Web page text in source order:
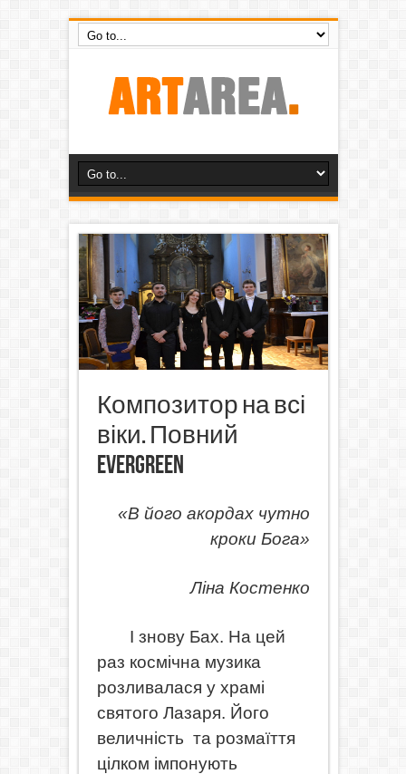
Композитор на всі
віки. Повний
evergreen
«В його акордах чутно
кроки Бога»
Ліна Костенко
І знову Бах. На цей
раз космічна музика
розливалася у храмі
святого Лазаря. Його
величність та розмаїття
цілком імпонують